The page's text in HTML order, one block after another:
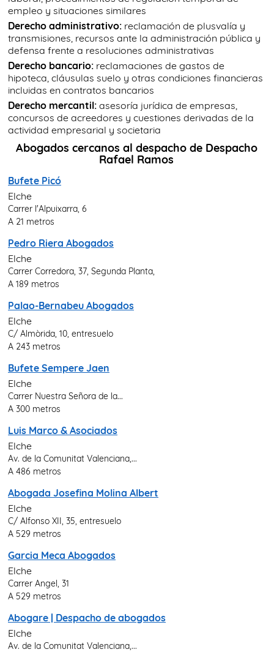
empleo y situaciones similares
Derecho administrativo: reclamación de plusvalía y
transmisiones, recursos ante la administración pública y
defensa frente a resoluciones administrativas
Derecho bancario: reclamaciones de gastos de
hipoteca, cláusulas suelo y otras condiciones financieras
incluidas en contratos bancarios
Derecho mercantil: asesoría jurídica de empresas,
concursos de acreedores y cuestiones derivadas de la
actividad empresarial y societaria
Abogados cercanos al despacho de Despacho
Rafael Ramos
Bufete Picó
Elche
Carrer l'Alpuixarra, 6
A 21 metros
Pedro Riera Abogados
Elche
Carrer Corredora, 37, Segunda Planta,
A 189 metros
Palao-Bernabeu Abogados
Elche
C/ Almòrida, 10, entresuelo
A 243 metros
Bufete Sempere Jaen
Elche
Carrer Nuestra Señora de la...
A 300 metros
Luis Marco & Asociados
Elche
Av. de la Comunitat Valenciana,...
A 486 metros
Abogada Josefina Molina Albert
Elche
C/ Alfonso XII, 35, entresuelo
A 529 metros
Garcia Meca Abogados
Elche
Carrer Angel, 31
A 529 metros
Abogare | Despacho de abogados
Elche
Av. de la Comunitat Valenciana,...